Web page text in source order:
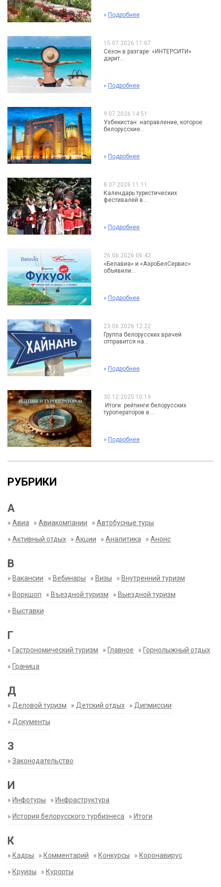
» Подробнее
15.07.2026 11:07
Сезон в разгаре: «ИНТЕРСИТИ»
дарит...
» Подробнее
9.07.2026 14:51
Узбекистан: направление, которое
белорусские...
» Подробнее
8.07.2026 11:11
Календарь туристических
фестивалей в...
» Подробнее
26.06.2026 06:42
«Белавиа» и «АэроБелСервис»
объявили...
» Подробнее
23.06.2026 12:22
Группа белорусских врачей
отправится на...
» Подробнее
30.12.2025 10:19
Итоги: рейтинги белорусских
туроператоров в...
» Подробнее
РУБРИКИ
А
» Авиа » Авиакомпании » Автобусные туры
» Активный отдых » Акции » Аналитика » Анонс
В
» Вакансии » Вебинары » Визы » Внутренний туризм
» Воркшоп » Въездной туризм » Выездной туризм
» Выставки
Г
» Гастрономический туризм » Главное » Горнолыжный отдых
» Граница
Д
» Деловой туризм » Детский отдых » Дипмиссии
» Документы
З
» Законодательство
И
» Инфотуры » Инфраструктура
» История белорусского турбизнеса » Итоги
К
» Кадры » Комментарий » Конкурсы » Коронавирус
» Круизы » Курорты